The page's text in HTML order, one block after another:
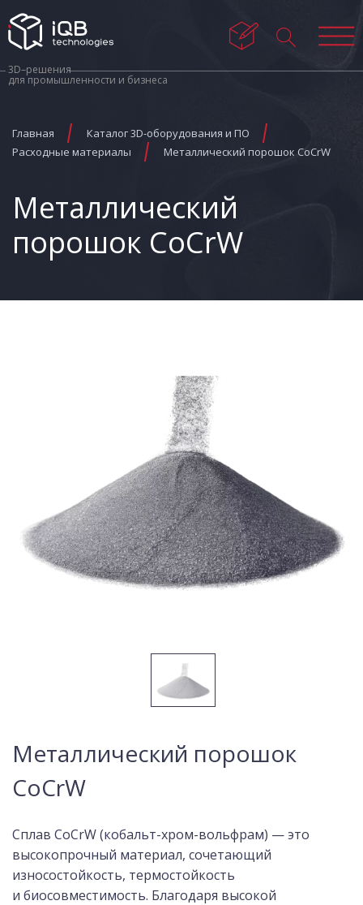
3D–решения
для промышленности и бизнеса
Главная
Каталог 3D-оборудования и ПО
Расходные материалы
Металлический порошок CoCrW
Металлический
порошок CoCrW
Металлический порошок
CoCrW
Сплав CoCrW (кобальт-хром-вольфрам) — это
высокопрочный материал, сочетающий
износостойкость, термостойкость
и биосовместимость. Благодаря высокой